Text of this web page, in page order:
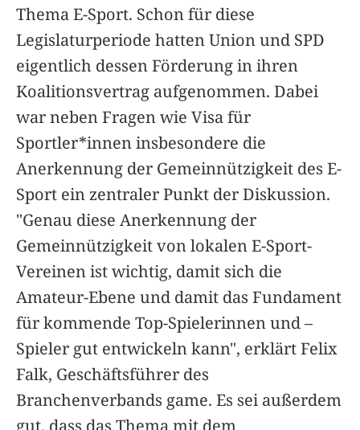
Thema E-Sport. Schon für diese
Legislaturperiode hatten Union und SPD
eigentlich dessen Förderung in ihren
Koalitionsvertrag aufgenommen. Dabei
war neben Fragen wie Visa für
Sportler*innen insbesondere die
Anerkennung der Gemeinnützigkeit des E-
Sport ein zentraler Punkt der Diskussion.
"Genau diese Anerkennung der
Gemeinnützigkeit von lokalen E-Sport-
Vereinen ist wichtig, damit sich die
Amateur-Ebene und damit das Fundament
für kommende Top-Spielerinnen und –
Spieler gut entwickeln kann", erklärt Felix
Falk, Geschäftsführer des
Branchenverbands game. Es sei außerdem
gut, dass das Thema mit dem